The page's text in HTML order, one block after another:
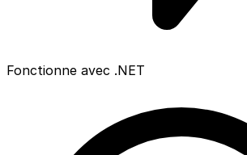
Fonctionne avec .NET